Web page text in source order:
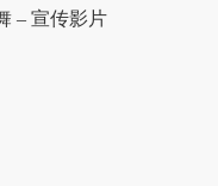
– 宣传影片